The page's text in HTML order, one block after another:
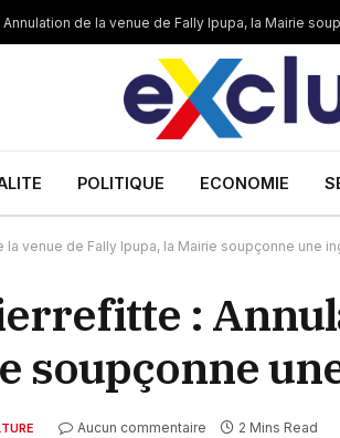
POLITIQUE ECONOMIE
venue de Fally Ipupa, la Mairie soupçonne une
:
soupçonne
Aucun commentaire 2 Mins Read